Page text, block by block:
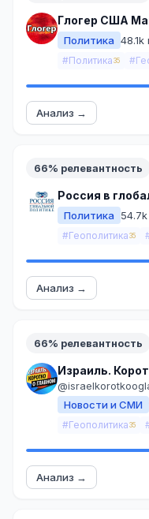
Глогер США
Политика 48.1k
#Политика 35
Анализ →
66% релевантность
Россия в
Политика
#Геополитика 35
Анализ →
66% релевантность
Израиль.
Новости и СМИ
#Геополитика 35
Анализ →